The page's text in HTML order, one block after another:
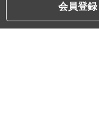
会員登録